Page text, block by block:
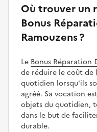
Où trouver un
Bonus
Ramouzens ?
Le Bonus Réparation
de réduire le coût
quotidien lorsqu'ils
agréé. Sa vocation
objets du quotidien,
dans le but de
durable.